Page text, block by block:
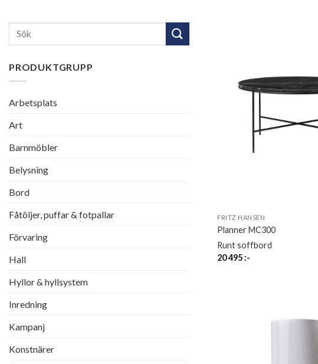
Search
PRODUKTGRUPP
Arbetsplats
Art
Barnmöbler
Belysning
Bord
Fåtöljer, puffar & fotpallar
Förvaring
Hall
Hyllor & hyllsystem
Inredning
Kampanj
Konstnärer
FRITZ HANSEN
Planner MC300
Runt soffbord
20 495 :-